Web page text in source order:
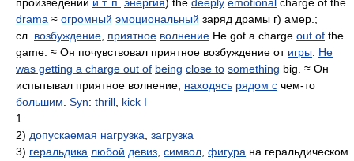
drama ≈ огромный эмоциональный заряд драмы г) амер.;
сл. возбуждение приятное волнение He got a charge out of the
game. ≈ Он почувствовал приятное возбуждение от игры
He
was getting a charge out of being close to something big. ≈ Он
испытывал приятное волнение, находясь рядом с чем-то
большим Syn: thrill kick I
1.
2) допускаемая нагрузка загрузка
3) геральдика любой девиз символ фигура на геральдическом